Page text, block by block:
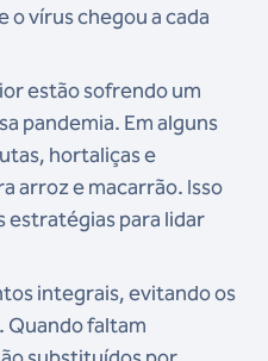
o vírus chegou a cada
estão sofrendo um
pandemia. Em alguns
hortaliças e
arroz e macarrão. Isso
estratégias para lidar
integrais, evitando os
Quando faltam